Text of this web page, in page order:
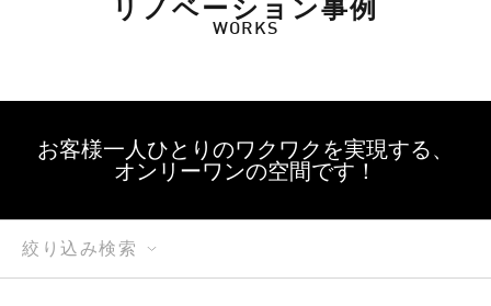
リノベーション事例
WORKS
お客様一人ひとりのワクワクを実現する、
オンリーワンの空間です！
絞り込み検索